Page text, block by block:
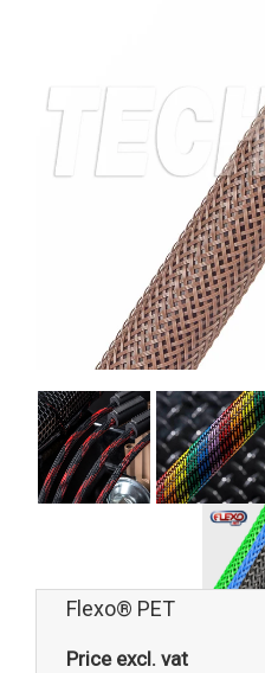
Flexo® PET
Price excl. vat